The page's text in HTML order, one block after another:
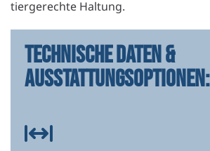
tiergerechte Haltung.
TECHNISCHE DATEN &
AUSSTATTUNGS­OPTIONEN: